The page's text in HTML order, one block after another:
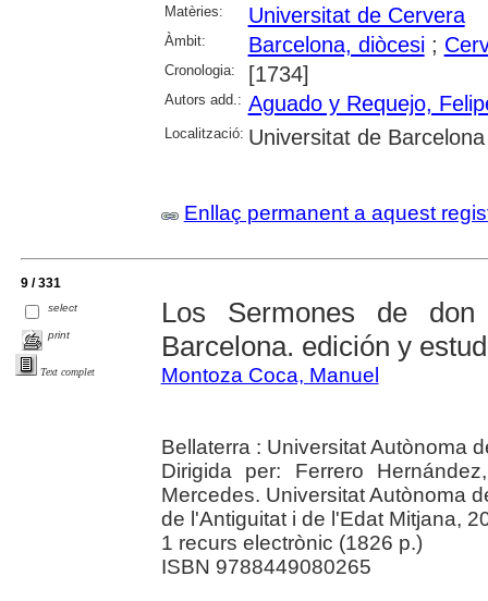
Matèries:
Universitat de Cervera
Àmbit: Barcelona, diòcesi;
Cronologia: [1734]
Autors add.: Aguado y Requejo,
Localització: Universitat de Barcelona
Enllaç permanent a aquest
9 / 331
select
print
Text complet
Los Sermones de
Barcelona. edición y
Montoza Coca, Manuel
Bellaterra : Universitat Autònoma
Dirigida per: Ferrero
Mercedes. Universitat Autònoma
de l'Antiguitat i de l'Edat Mitjana,
1 recurs electrònic (1826 p.)
ISBN 9788449080265